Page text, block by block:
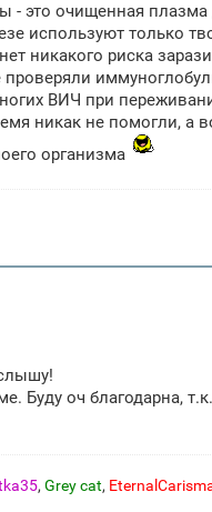
это очищенная
используют только
никакого риска
ВИЧ при
никак не помогли, а
организма
Буду оч благодарна,
, Grey cat,